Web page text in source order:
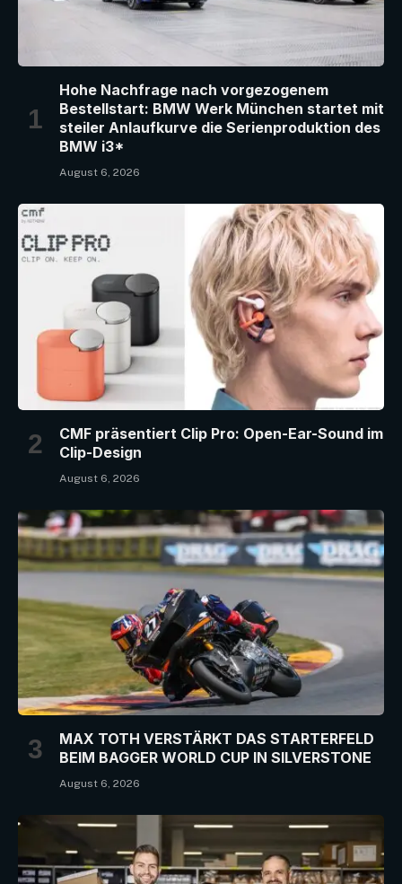
Hohe Nachfrage nach vorgezogenem
Bestellstart: BMW Werk München startet mit
steiler Anlaufkurve die Serienproduktion des
BMW i3*
August 6, 2026
CMF präsentiert Clip Pro: Open-Ear-Sound im
Clip-Design
August 6, 2026
MAX TOTH VERSTÄRKT DAS STARTERFELD
BEIM BAGGER WORLD CUP IN SILVERSTONE
August 6, 2026